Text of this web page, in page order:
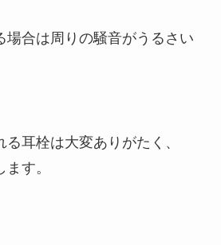
場合は周りの騒音がうるさい
耳栓は大変ありがたく、
す。